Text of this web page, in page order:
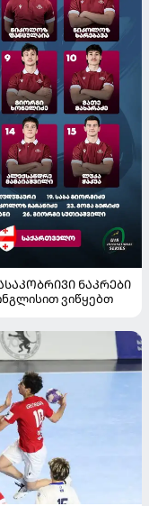
ᲜᲐᲙᲠᲔᲑᲘ
ვიწყებთ